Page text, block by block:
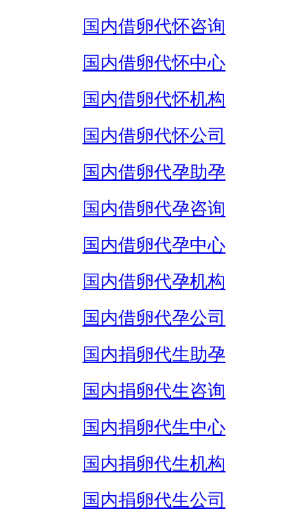
国内借卵代怀咨询
国内借卵代怀中心
国内借卵代怀机构
国内借卵代怀公司
国内借卵代孕助孕
国内借卵代孕咨询
国内借卵代孕中心
国内借卵代孕机构
国内借卵代孕公司
国内捐卵代生助孕
国内捐卵代生咨询
国内捐卵代生中心
国内捐卵代生机构
国内捐卵代生公司